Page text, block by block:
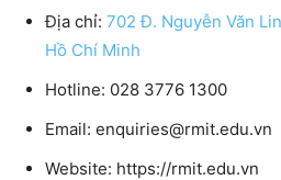
Địa chỉ: 702 Đ. Nguyễn Văn
Hồ Chí Minh
Hotline: 028 3776 1300
Email: enquiries@rmit.edu.vn
Website: https://rmit.edu.vn